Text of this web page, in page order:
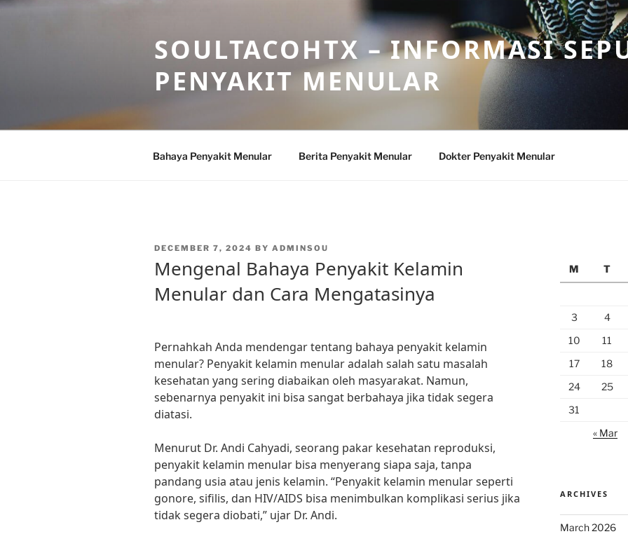
Skip
SOULTACOHTX – INFORMASI
PENYAKIT MENULAR
Bahaya Penyakit Menular Berita Penyakit Menular Dokter Penyakit Menular
POSTED
DECEMBER 7, 2024 BY ADMINSOU
Mengenal Bahaya Penyakit Kelamin
Menular dan Cara Mengatasinya
Pernahkah Anda mendengar tentang bahaya penyakit kelamin
menular? Penyakit kelamin menular adalah salah satu masalah
kesehatan yang sering diabaikan oleh masyarakat. Namun,
sebenarnya penyakit ini bisa sangat berbahaya jika tidak segera
diatasi.
Menurut Dr. Andi Cahyadi, seorang pakar kesehatan reproduksi,
penyakit kelamin menular bisa menyerang siapa saja, tanpa
pandang usia atau jenis kelamin. “Penyakit kelamin menular seperti
gonore, sifilis, dan HIV/AIDS bisa menimbulkan komplikasi serius jika
tidak segera diobati,” ujar Dr. Andi.
M
T
3
4
10
11
17
18
24
25
31
« Mar
ARCHIVES
March 2026